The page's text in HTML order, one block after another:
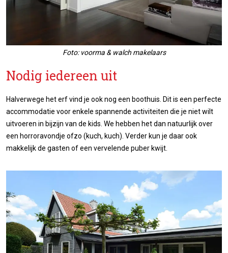
Foto: voorma & walch makelaars
Nodig iedereen uit
Halverwege het erf vind je ook nog een boothuis. Dit is een perfecte
accommodatie voor enkele spannende activiteiten die je niet wilt
uitvoeren in bijzijn van de kids. We hebben het dan natuurlijk over
een horroravondje ofzo (kuch, kuch). Verder kun je daar ook
makkelijk de gasten of een vervelende puber kwijt.